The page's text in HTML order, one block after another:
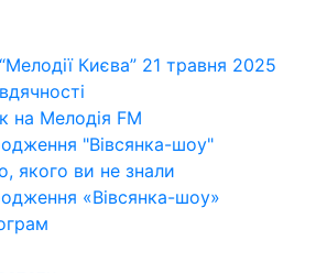
Києва” 21 травня 2025
на Мелодія FM
"Вівсянка-шоу"
якого ви не знали
«Вівсянка-шоу»